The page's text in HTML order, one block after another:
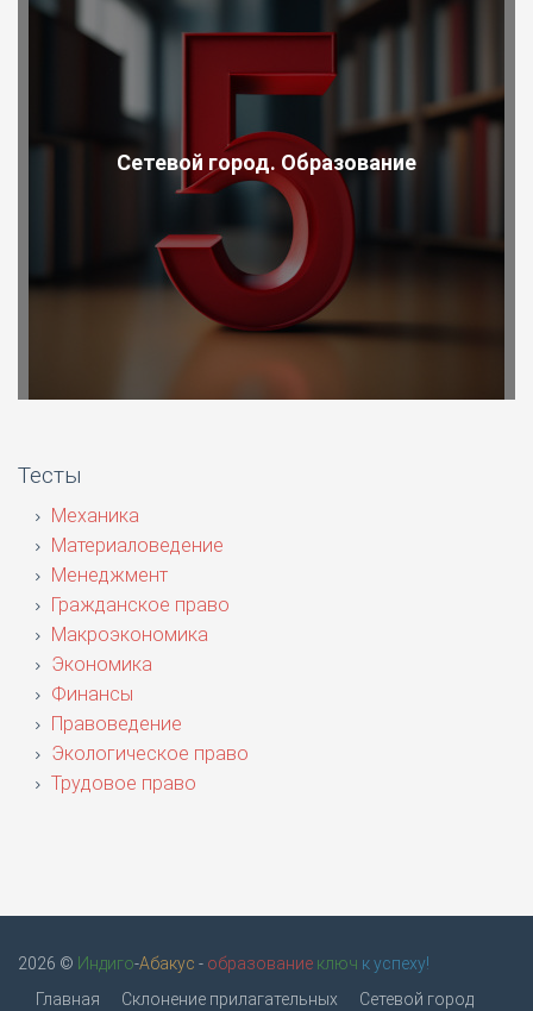
Сетевой город. Образование
Тесты
Механика
Материаловедение
Менеджмент
Гражданское право
Макроэкономика
Экономика
Финансы
Правоведение
Экологическое право
Трудовое право
2026 © Индиго-Абакус - образование ключ к успеху!
Главная
Склонение прилагательных
Сетевой город